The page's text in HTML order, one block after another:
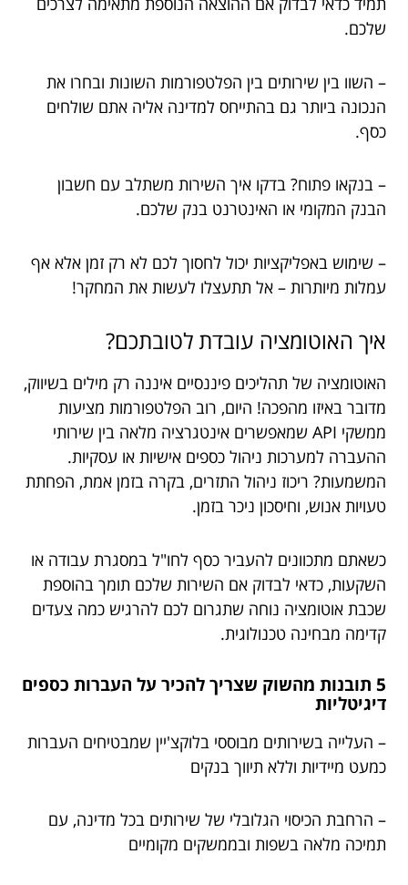
שלכם.
– השוו בין שירותים בין הפלטפורמות השונות ובחרו את
הנכונה ביותר גם בהתייחס למדינה אליה אתם שולחים
כסף.
– בנקאו פתוח? בדקו איך השירות משתלב עם חשבון
הבנק המקומי או האינטרנט בנק שלכם.
– שימוש באפליקציות יכול לחסוך לכם לא רק זמן אלא אף
עמלות מיותרות – אל תתעצלו לעשות את המחקר!
איך האוטומציה עובדת לטובתכם?
האוטומציה של תהליכים פיננסיים איננה רק מילים בשיווק,
מדובר באיזו מהפכה! היום, רוב הפלטפורמות מציעות
ממשקי API שמאפשרים אינטגרציה מלאה בין שירותי
ההעברה למערכות ניהול כספים אישיות או עסקיות.
המשמעות? ריכוז ניהול התזרים, בקרה בזמן אמת, הפחתת
טעויות אנוש, וחיסכון ניכר בזמן.
כשאתם מתכוונים להעביר כסף לחו"ל במסגרת עבודה או
השקעות, כדאי לבדוק אם השירות שלכם תומך בהוספת
שכבת אוטומציה נוחה שתגרום לכם להרגיש כמה צעדים
קדימה מבחינה טכנולוגית.
5 תובנות מהשוק שצריך להכיר על העברות כספים
דיגיטליות
– העלייה בשירותים מבוססי בלוקצ'יין שמבטיחים העברות
כמעט מיידיות וללא תיווך בנקים
– הרחבת הכיסוי הגלובלי של שירותים בכל מדינה, עם
תמיכה מלאה בשפות ובממשקים מקומיים